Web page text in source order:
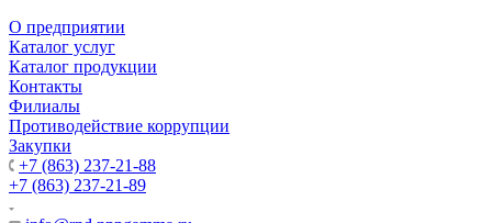
О предприятии
Каталог услуг
Каталог продукции
Контакты
Филиалы
Противодействие коррупции
Закупки
+7 (863) 237-21-88
+7 (863) 237-21-89